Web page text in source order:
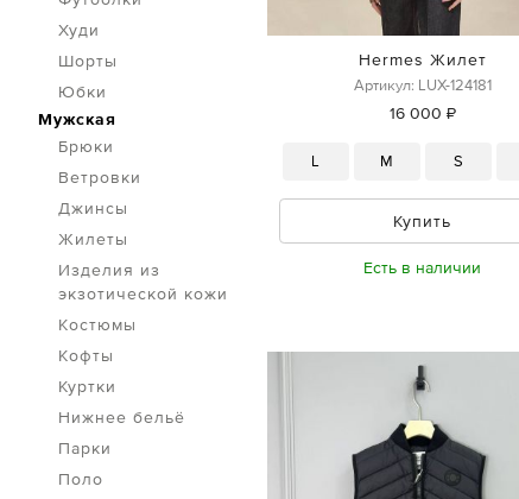
Худи
Шорты
Юбки
Мужская
Брюки
Ветровки
Джинсы
Жилеты
Изделия из
экзотической кожи
Костюмы
Кофты
Куртки
Нижнее бельё
Парки
Поло
Hermes Жилет
Артикул: LUX-124181
16 000 ₽
L M S
Купить
Есть в наличии